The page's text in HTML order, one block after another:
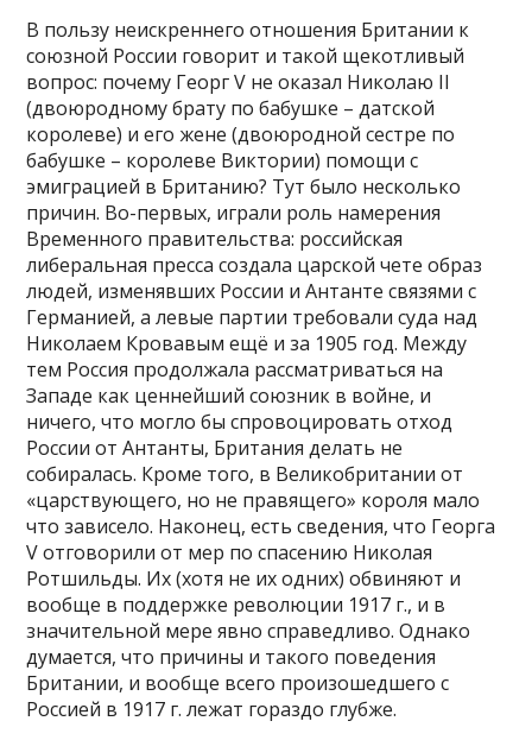
В пользу неискреннего отношения Британии к
союзной России говорит и такой щекотливый
вопрос: почему Георг V не оказал Николаю II
(двоюродному брату по бабушке – датской
королеве) и его жене (двоюродной сестре по
бабушке – королеве Виктории) помощи с
эмиграцией в Британию? Тут было несколько
причин. Во-первых, играли роль намерения
Временного правительства: российская
либеральная пресса создала царской чете образ
людей, изменявших России и Антанте связями с
Германией, а левые партии требовали суда над
Николаем Кровавым ещё и за 1905 год. Между
тем Россия продолжала рассматриваться на
Западе как ценнейший союзник в войне, и
ничего, что могло бы спровоцировать отход
России от Антанты, Британия делать не
собиралась. Кроме того, в Великобритании от
«царствующего, но не правящего» короля мало
что зависело. Наконец, есть сведения, что Георга
V отговорили от мер по спасению Николая
Ротшильды. Их (хотя не их одних) обвиняют и
вообще в поддержке революции 1917 г., и в
значительной мере явно справедливо. Однако
думается, что причины и такого поведения
Британии, и вообще всего произошедшего с
Россией в 1917 г. лежат гораздо глубже.